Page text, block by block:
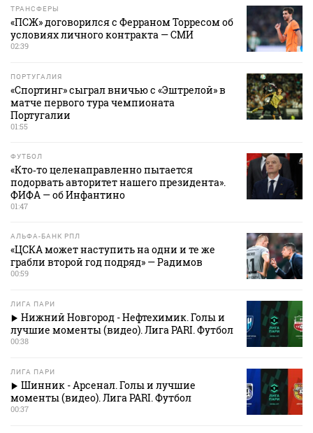
ТРАНСФЕРЫ
«ПСЖ» договорился с Ферраном Торресом об
условиях личного контракта — СМИ
02:39
ПОРТУГАЛИЯ
«Спортинг» сыграл вничью с «Эштрелой» в
матче первого тура чемпионата
Португалии
01:55
ФУТБОЛ
«Кто‑то целенаправленно пытается
подорвать авторитет нашего президента».
ФИФА — об Инфантино
01:47
АЛЬФА-БАНК РПЛ
«ЦСКА может наступить на одни и те же
грабли второй год подряд» — Радимов
00:59
ЛИГА ПАРИ
Нижний Новгород - Нефтехимик. Голы и
лучшие моменты (видео). Лига PARI. Футбол
00:38
ЛИГА ПАРИ
Шинник - Арсенал. Голы и лучшие
моменты (видео). Лига PARI. Футбол
00:37